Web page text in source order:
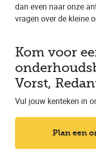
dan even naar onze
vragen over de kleine
Kom voor
Vorst,
Vul jouw kenteken in
Plan een